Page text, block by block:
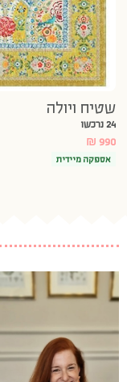
שטיח ויולה
24 נרכשו
₪ 990
אספקה מיידית